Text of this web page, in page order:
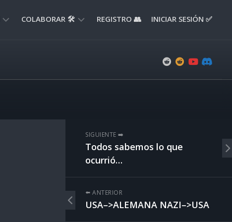
COLABORAR 🛠️ REGISTRO 👥 INICIAR SESIÓN ✅
SIGUIENTE ➡️
Todos sabemos lo que
ocurrió…
⬅️ ANTERIOR
USA–>ALEMANA NAZI–>USA